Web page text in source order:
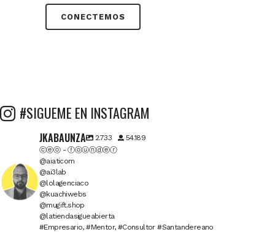
CONECTEMOS
#SIGUEME EN INSTAGRAM
JKABAUNZA 2.733
54.189
ⓒⓔⓞ - ⓕⓞⓤⓝⓓⓔⓡ
@aiaticom
@ai3lab
@lolagenciaco
@kuachiwebs
@mugift.shop
@latiendasigueabierta
#Empresario, #Mentor, #Consultor #Santandereano